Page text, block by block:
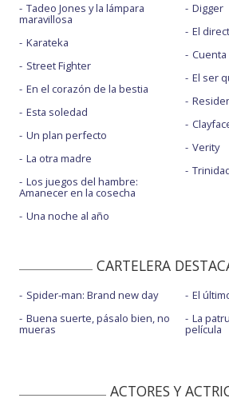
Tadeo Jones y la lámpara
maravillosa
Karateka
Street Fighter
En el corazón de la bestia
Esta soledad
Un plan perfecto
La otra madre
Los juegos del hambre:
Amanecer en la cosecha
Una noche al año
Digger
El
Cuenta
El ser
Verity
CARTELERA
Spider-man: Brand new day
Buena suerte, pásalo bien, no
mueras
El
La
película
ACTORES Y